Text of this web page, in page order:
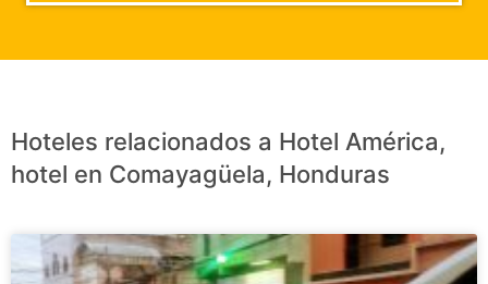
Hoteles relacionados a Hotel América,
hotel en Comayagüela, Honduras